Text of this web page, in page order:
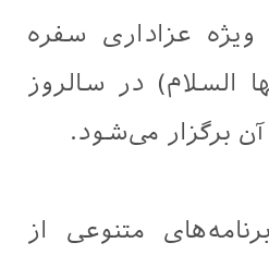
عزاداری سفره
السلام) در سالروز
برگزار می‌شود.
متنوعی از